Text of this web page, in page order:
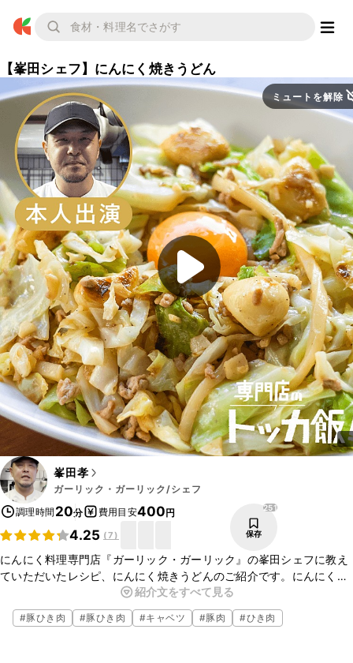
【峯田シェフ】にんにく焼きうどん
ミュートを解除
峯田孝
ガーリック・ガーリック/シェフ
調理時間 20分 費用目安400円
4.25 (7)
251
保存
にんにく料理専門店『ガーリック・ガーリック』の峯田シェフに教え
ていただいたレシピ、にんにく焼きうどんのご紹介です。にんにくと
キャベツがたっぷり入った、ボリュームたっぷりの一品ですよ。ぜひ
作ってみてくださいね。
紹介文をすべて見る
#豚ひき肉 #豚ひき肉 #キャベツ #豚肉 #ひき肉